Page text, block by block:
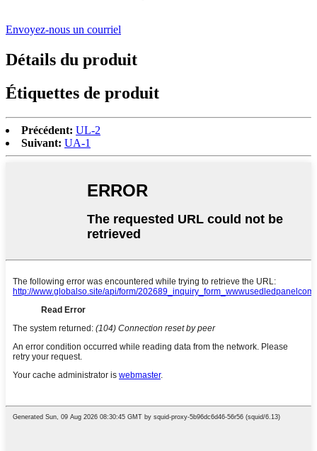
Envoyez-nous un courriel
Détails du produit
Étiquettes de produit
Précédent: UL-2
Suivant: UA-1